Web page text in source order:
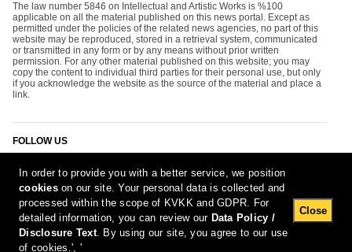
The law number 5846 on Intellectual and Artistic Works is %100
applicable on all the material published on this news portal. Except as
permitted under the policies of the related news agencies, no part of this
website may be reproduced, stored in a retrieval system, communicated
or transmitted in any form or by any means without prior written
permission. For any other material published on this website; you may
copy the content to individual third parties for their personal use, but only
if you acknowledge the website as the source of the material and place a
link.
FOLLOW US
[Report Bug]9.08.2026 12:53:54 #1.11#
In order to provide you with a better service, we position
cookieson our site. Your personal data is collected and
processed within the scope of KVKK and GDPR. For
detailed information, you can review our Data Policy /
Disclosure Text. By using our site, you agree to our use
of cookies.', '
Close